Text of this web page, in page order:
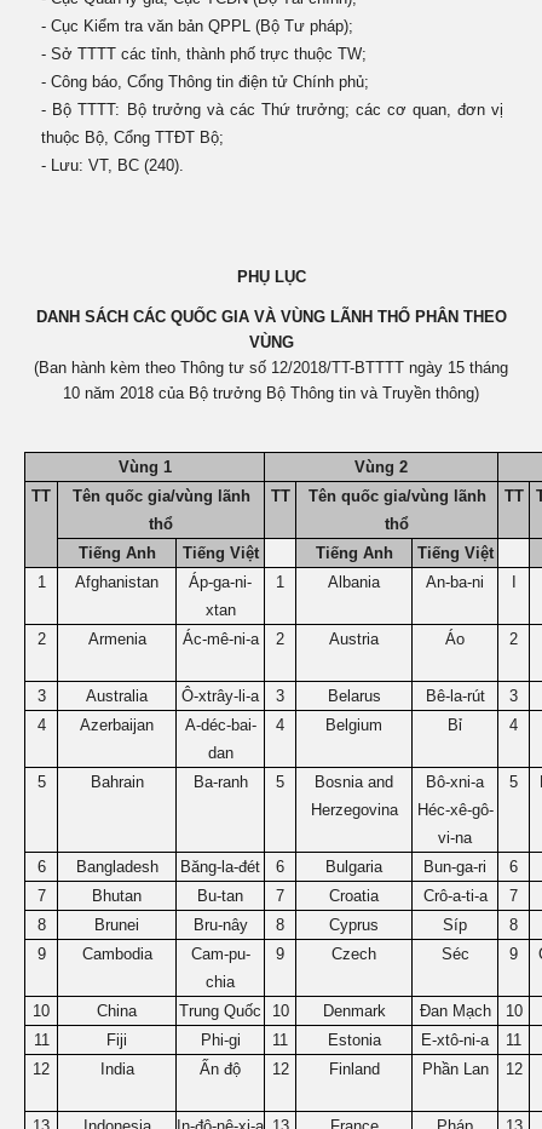
- Cục Kiểm tra văn bản QPPL (Bộ Tư pháp);
- Sở TTTT các tỉnh, thành phố trực thuộc TW;
- Công báo, Cổng Thông tin điện tử Chính phủ;
- Bộ TTTT: Bộ trưởng và các Thứ trưởng; các cơ quan, đơn vị
thuộc Bộ, Cổng TTĐT Bộ;
- Lưu: VT, BC (240).
PHỤ LỤC
DANH SÁCH CÁC QUỐC GIA VÀ VÙNG LÃNH THỔ PHÂN THEO
VÙNG
(Ban hành kèm theo Thông tư số 12/2018/TT-BTTTT ngày 15 tháng
10 năm 2018 của Bộ trưởng Bộ Thông tin và Truyền thông)
Vùng 1
Vùng 2
TT
Tên quốc gia/vùng lãnh
thổ
TT
Tên quốc gia/vùng lãnh
thổ
TT
Tiếng Anh Tiếng Việt Tiếng Anh
Tiếng Việt
1
Afghanistan
Áp-ga-ni-
xtan
1 Albania An-ba-ni
2 Armenia Ác-mê-ni-a 2 Austria Áo 2
3 Australia Ô-xtrây-li-a 3 Belarus Bê-la-rút
3
4
Azerbaijan
A-déc-bai-
dan
4 Belgium Bỉ 4
5 Bahrain Ba-ranh 5
Bosnia and
Herzegovina
Bô-xni-a
Héc-xê-gô-
vi-na
5
6 Bangladesh Băng-la-đét 6 Bulgaria Bun-ga-ri
6
7
Bhutan Bu-tan 7 Croatia Crô-a-ti-a
7
8
Brunei Bru-nây 8 Cyprus Síp
8
9
Cambodia
Cam-pu-
chia
9 Czech Séc 9
10 China Trung Quốc 10 Denmark Đan Mạch
10
11
Fiji Phi-gi 11 Estonia E-xtô-ni-a
11
12
India Ấn độ 12 Finland Phần Lan
12